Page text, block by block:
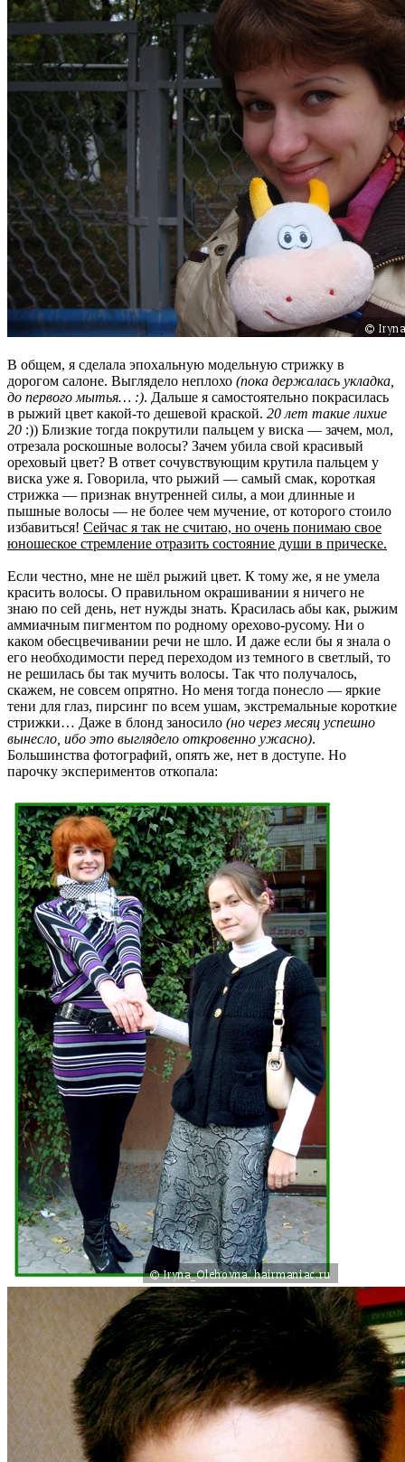
В общем, я сделала эпохальную модельную стрижку в
дорогом салоне. Выглядело неплохо (пока держалась укладка,
до первого мытья… :). Дальше я самостоятельно покрасилась
в рыжий цвет какой-то дешевой краской. 20 лет такие лихие
20 :)) Близкие тогда покрутили пальцем у виска — зачем, мол,
отрезала роскошные волосы? Зачем убила свой красивый
ореховый цвет? В ответ сочувствующим крутила пальцем у
виска уже я. Говорила, что рыжий — самый смак, короткая
стрижка — признак внутренней силы, а мои длинные и
пышные волосы — не более чем мучение, от которого стоило
избавиться! Сейчас я так не считаю, но очень понимаю свое
юношеское стремление отразить состояние души в прическе.
Если честно, мне не шёл рыжий цвет. К тому же, я не умела
красить волосы. О правильном окрашивании я ничего не
знаю по сей день, нет нужды знать. Красилась абы как, рыжим
аммиачным пигментом по родному орехово-русому. Ни о
каком обесцвечивании речи не шло. И даже если бы я знала о
его необходимости перед переходом из темного в светлый, то
не решилась бы так мучить волосы. Так что получалось,
скажем, не совсем опрятно. Но меня тогда понесло — яркие
тени для глаз, пирсинг по всем ушам, экстремальные короткие
стрижки… Даже в блонд заносило (но через месяц успешно
вынесло, ибо это выглядело откровенно ужасно).
Большинства фотографий, опять же, нет в доступе. Но
парочку экспериментов откопала: